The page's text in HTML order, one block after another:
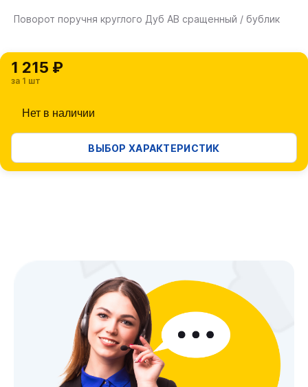
Поворот поручня круглого Дуб АВ сращенный / бублик
1 215 ₽
за 1 шт
Нет в наличии
ВЫБОР ХАРАКТЕРИСТИК